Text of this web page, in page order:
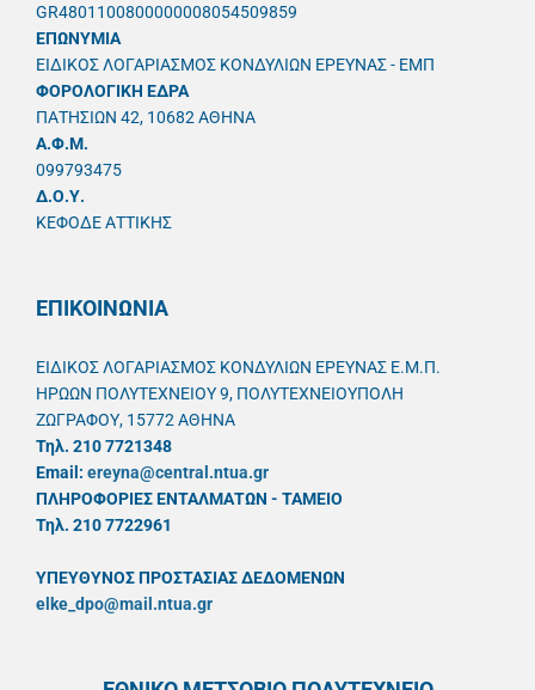
GR4801100800000008054509859
ΕΠΩΝΥΜΙΑ
ΕΙΔΙΚΟΣ ΛΟΓΑΡΙΑΣΜΟΣ ΚΟΝΔΥΛΙΩΝ ΕΡΕΥΝΑΣ - ΕΜΠ
ΦΟΡΟΛΟΓΙΚΗ ΕΔΡΑ
ΠΑΤΗΣΙΩΝ 42, 10682 ΑΘΗΝΑ
A.Φ.Μ.
099793475
Δ.Ο.Υ.
ΚΕΦΟΔΕ ΑΤΤΙΚΗΣ
ΕΠΙΚΟΙΝΩΝΙΑ
ΕΙΔΙΚΟΣ ΛΟΓΑΡΙΑΣΜΟΣ ΚΟΝΔΥΛΙΩΝ ΕΡΕΥΝΑΣ Ε.Μ.Π.
ΗΡΩΩΝ ΠΟΛΥΤΕΧΝΕΙΟΥ 9, ΠΟΛΥΤΕΧΝΕΙΟΥΠΟΛΗ
ΖΩΓΡΑΦΟΥ, 15772 ΑΘΗΝΑ
Τηλ. 210 7721348
Email: ereyna@central.ntua.gr
ΠΛΗΡΟΦΟΡΙΕΣ ΕΝΤΑΛΜΑΤΩΝ - ΤΑΜΕΙΟ
Τηλ. 210 7722961
ΥΠΕΥΘYΝΟΣ ΠΡΟΣΤΑΣΙΑΣ ΔΕΔΟΜΕΝΩΝ
elke_dpo@mail.ntua.gr